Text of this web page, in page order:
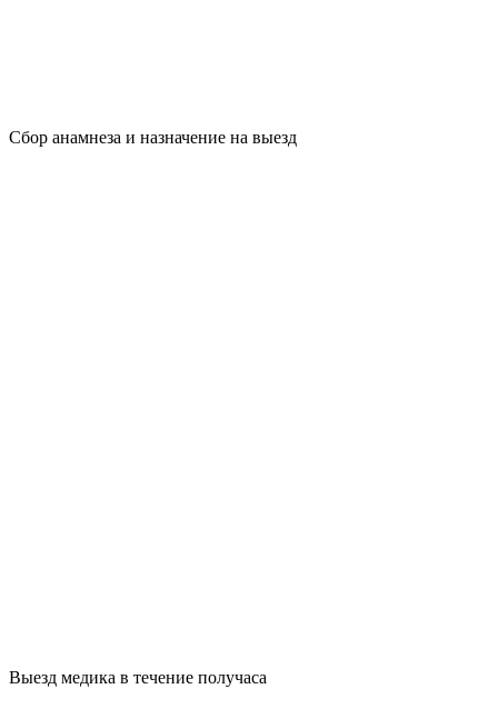
Сбор анамнеза и назначение на выезд
Выезд медика в течение получаса